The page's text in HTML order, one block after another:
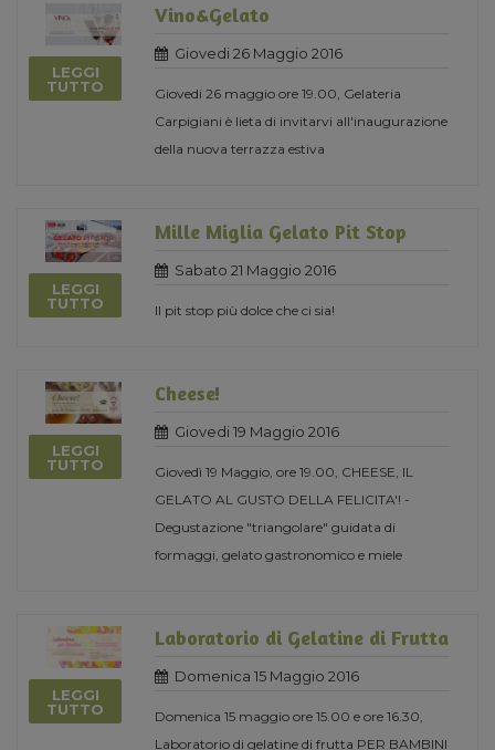
LEGGI
TUTTO
Vino&Gelato
Giovedi 26 Maggio 2016
Giovedi 26 maggio ore 19.00, Gelateria
Carpigiani è lieta di invitarvi all'inaugurazione
della nuova terrazza estiva
LEGGI
TUTTO
Mille Miglia Gelato Pit Stop
Sabato 21 Maggio 2016
Il pit stop più dolce che ci sia!
LEGGI
TUTTO
Cheese!
Giovedi 19 Maggio 2016
Giovedì 19 Maggio, ore 19.00, CHEESE, IL
GELATO AL GUSTO DELLA FELICITA'! -
Degustazione "triangolare" guidata di
formaggi, gelato gastronomico e miele
LEGGI
TUTTO
Laboratorio di Gelatine di Frutta
Domenica 15 Maggio 2016
Domenica 15 maggio ore 15.00 e ore 16.30,
Laboratorio di gelatine di frutta PER BAMBINI